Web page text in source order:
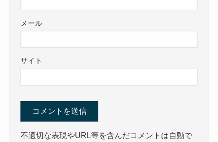
メール
サイト
不適切な表現やURL等を含んだコメントは自動で